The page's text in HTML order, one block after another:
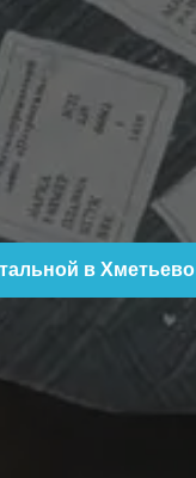
в Хметьево